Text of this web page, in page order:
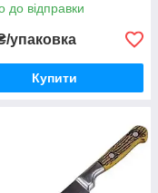
до відправки
упаковка
Купити